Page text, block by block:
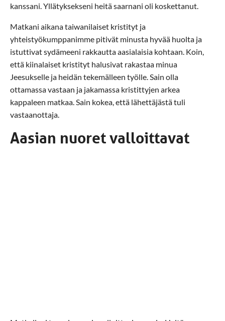
kanssani. Yllätyksekseni heitä saarnani oli koskettanut.
Matkani aikana taiwanilaiset kristityt ja
yhteistyökumppanimme pitivät minusta hyvää huolta ja
istuttivat sydämeeni rakkautta aasialaisia kohtaan. Koin,
että kiinalaiset kristityt halusivat rakastaa minua
Jeesukselle ja heidän tekemälleen työlle. Sain olla
ottamassa vastaan ja jakamassa kristittyjen arkea
kappaleen matkaa. Sain kokea, että lähettäjästä tuli
vastaanottaja.
Aasian nuoret valloittavat